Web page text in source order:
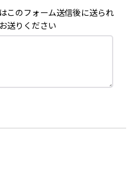
このフォーム送信後に送られ
送りください